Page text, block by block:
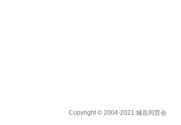
Copyright © 2004-2021 城岳同窓会